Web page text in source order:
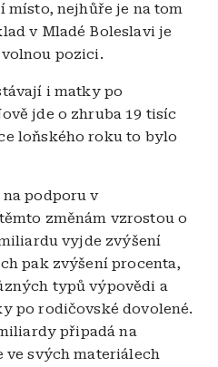
místo, nejhůře je na tom
v Mladé Boleslavi je
volnou pozici.
i matky po
jde o zhruba 19 tisíc
loňského roku to bylo
na podporu v
změnám vzrostou o
vyjde zvýšení
pak zvýšení procenta,
typů výpovědi a
po rodičovské dovolené.
připadá na
ve svých materiálech